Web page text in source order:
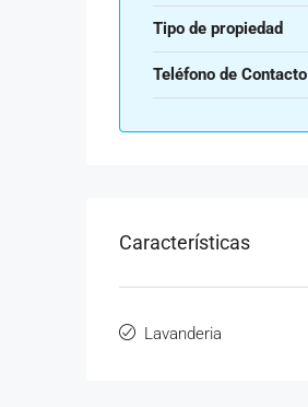
Tipo de propiedad
Teléfono de Contacto
Características
Lavanderia